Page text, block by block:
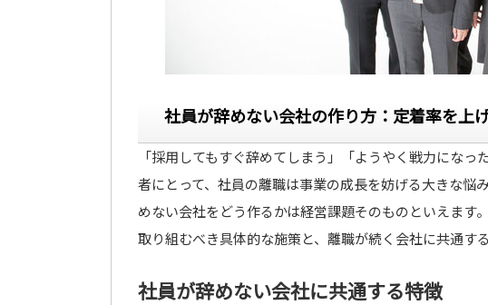
社員が辞めない会社の作り方：定着率を上
「採用してもすぐ辞めてしまう」「ようやく戦力にな
者にとって、社員の離職は事業の成長を妨げる大きな悩
めない会社をどう作るかは経営課題そのものといえます
取り組むべき具体的な施策と、離職が続く会社に共通す
社員が辞めない会社に共通する特徴